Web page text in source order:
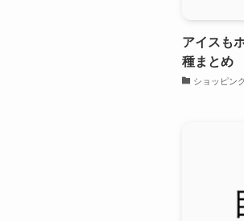
アイスも
種まとめ
ショッピン